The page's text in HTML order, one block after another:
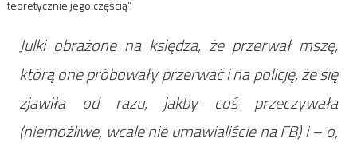
teoretycznie jego częścią”.
Julki obrażone na księdza, że przerwał mszę,
którą one próbowały przerwać i na policję, że się
zjawiła od razu, jakby coś przeczywała
(niemożliwe, wcale nie umawialiście na FB) i – o,